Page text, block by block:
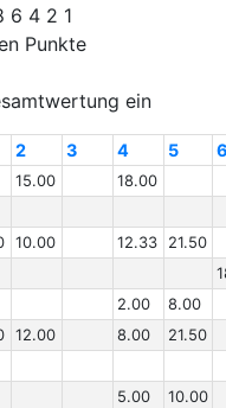
6 4 2 1
Punkte
ein
2 3 4 5
15.00 18.00
10.00 12.33 21.50
2.00 8.00
12.00 8.00 21.50
5.00 10.00